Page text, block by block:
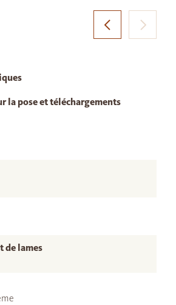
la pose et téléchargements
de lames